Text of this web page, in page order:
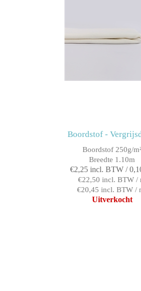
Boordstof -
Boordstof 250g/m²
Breedte 1.10m
€2,25 incl. BTW /
€22,50 incl. BTW /
€20,45 incl. BTW /
Uitverkocht